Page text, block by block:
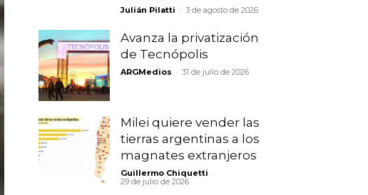
Julián Pilatti - 3 de agosto de 2026
Avanza la privatización
de Tecnópolis
ARGMedios - 31 de julio de 2026
Milei quiere vender las
tierras argentinas a los
magnates extranjeros
Guillermo Chiquetti -
29 de julio de 2026